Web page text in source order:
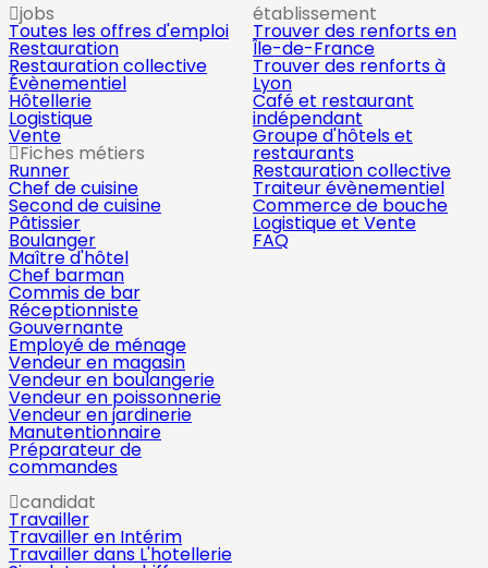
jobs
Toutes les offres d'emploi
Restauration
Restauration collective
Évènementiel
Hôtellerie
Logistique
Vente
Fiches métiers
Runner
Chef de cuisine
Second de cuisine
Pâtissier
Boulanger
Maître d'hôtel
Chef barman
Commis de bar
Réceptionniste
Gouvernante
Employé de ménage
Vendeur en magasin
Vendeur en boulangerie
Vendeur en poissonnerie
Vendeur en jardinerie
Manutentionnaire
Préparateur de
commandes
établissement
Trouver des renforts en
Île-de-France
Trouver des renforts à
Lyon
Café et restaurant
indépendant
Groupe d'hôtels et
restaurants
Restauration collective
Traiteur évènementiel
Commerce de bouche
Logistique et Vente
FAQ
candidat
Travailler
Travailler en Intérim
Travailler dans L'hotellerie